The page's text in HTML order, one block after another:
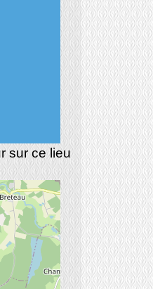
sur ce lieu